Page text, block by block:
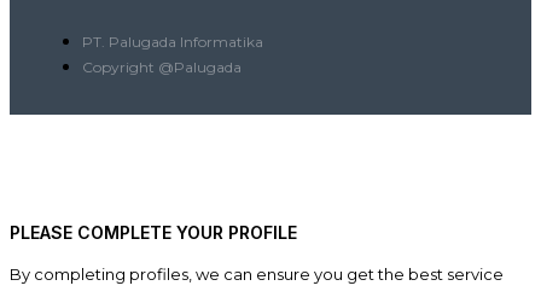
PT. Palugada Informatika
Copyright @Palugada
PLEASE COMPLETE YOUR PROFILE
By completing profiles, we can ensure you get the best service